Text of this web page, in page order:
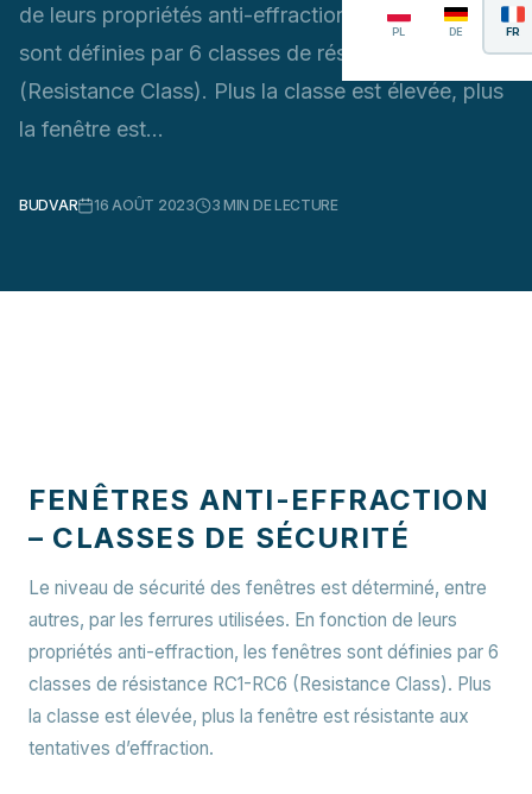
PL DE FR
de leurs propriétés anti-effraction, les fenêtres
sont définies par 6 classes de résistance RC1-RC6
(Resistance Class). Plus la classe est élevée, plus
la fenêtre est…
BUDVAR 16 AOÛT 2023 3 MIN DE LECTURE
FENÊTRES ANTI-EFFRACTION
– CLASSES DE SÉCURITÉ
Le niveau de sécurité des fenêtres est déterminé, entre
autres, par les ferrures utilisées. En fonction de leurs
propriétés anti-effraction, les fenêtres sont définies par 6
classes de résistance RC1-RC6 (Resistance Class). Plus
la classe est élevée, plus la fenêtre est résistante aux
tentatives d’effraction.